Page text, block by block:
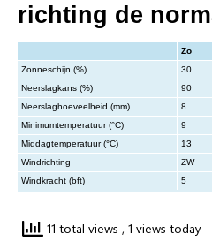
richting de
Zo
Zonneschijn (%)
30
Neerslagkans (%)
90
Neerslaghoeveelheid (mm)
8
Minimumtemperatuur (°C)
9
Middagtemperatuur (°C)
13
Windrichting
ZW
Windkracht (bft)
5
11 total views , 1 views today